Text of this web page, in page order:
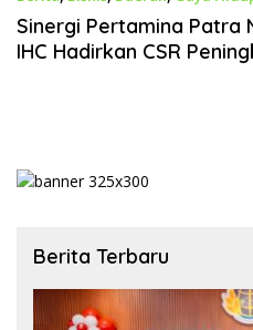
September 11, 2025
Sinergi Pertamina Patra
IHC Hadirkan CSR
Berita Terbaru